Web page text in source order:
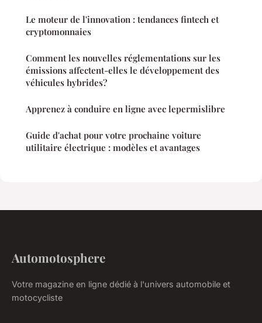
Le moteur de l'innovation : tendances fintech et
cryptomonnaies
Comment les nouvelles réglementations sur les
émissions affectent-elles le développement des
véhicules hybrides?
Apprenez à conduire en ligne avec lepermislibre
Guide d'achat pour votre prochaine voiture
utilitaire électrique : modèles et avantages
Automotosphere
Votre magazine en ligne dédié à l'univers automobile et
motocycliste